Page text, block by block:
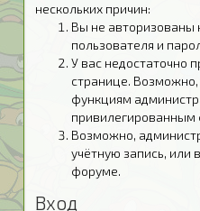
нескольких причин:
Вы не авторизованы
пользователя и
У вас недостаточно
странице. Возможно,
функциям
привилегированным
Возможно,
учётную запись, или
форуме.
Вход